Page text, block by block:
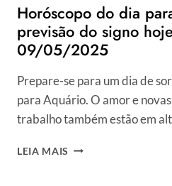
Horóscopo do dia
previsão do signo
09/05/2025
Prepare-se para um dia de
para Aquário. O amor e
trabalho também estão em
LEIA MAIS HORÓSCOPO